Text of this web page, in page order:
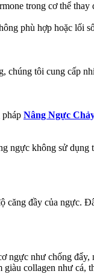
trong cơ thể
phù hợp hoặc lối
tôi cung cấp
Nâng Ngực
ngực không sử dụng
căng đầy của ngực.
ngực như chống
collagen như cá,